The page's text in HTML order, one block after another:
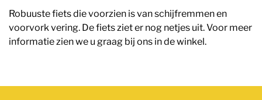
Robuuste fiets die voorzien is van schijfremmen en
voorvork vering. De fiets ziet er nog netjes uit. Voor meer
informatie zien we u graag bij ons in de winkel.